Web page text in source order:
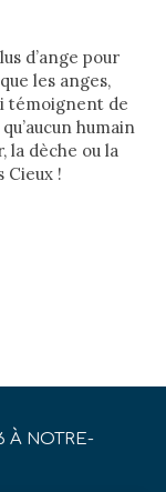
d’ange pour
les anges,
témoignent de
humain
la dèche ou la
Cieux !
À NOTRE-